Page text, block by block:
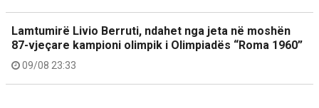
Lamtumirë Livio Berruti, ndahet nga jeta në moshën
87-vjeçare kampioni olimpik i Olimpiadës “Roma 1960”
09/08 23:33